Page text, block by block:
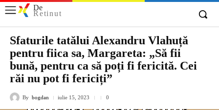
De
Retinut
Sfaturile tatălui Alexandru Vlahuță
pentru fiica sa, Margareta: „Să fii
bună, pentru ca să poți fi fericită. Cei
răi nu pot fi fericiți”
By bogdan iulie 15, 2023 0